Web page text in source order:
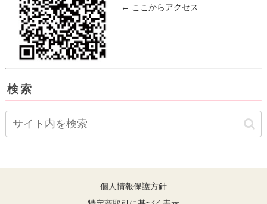
← ここからアクセス
検索
個人情報保護方針